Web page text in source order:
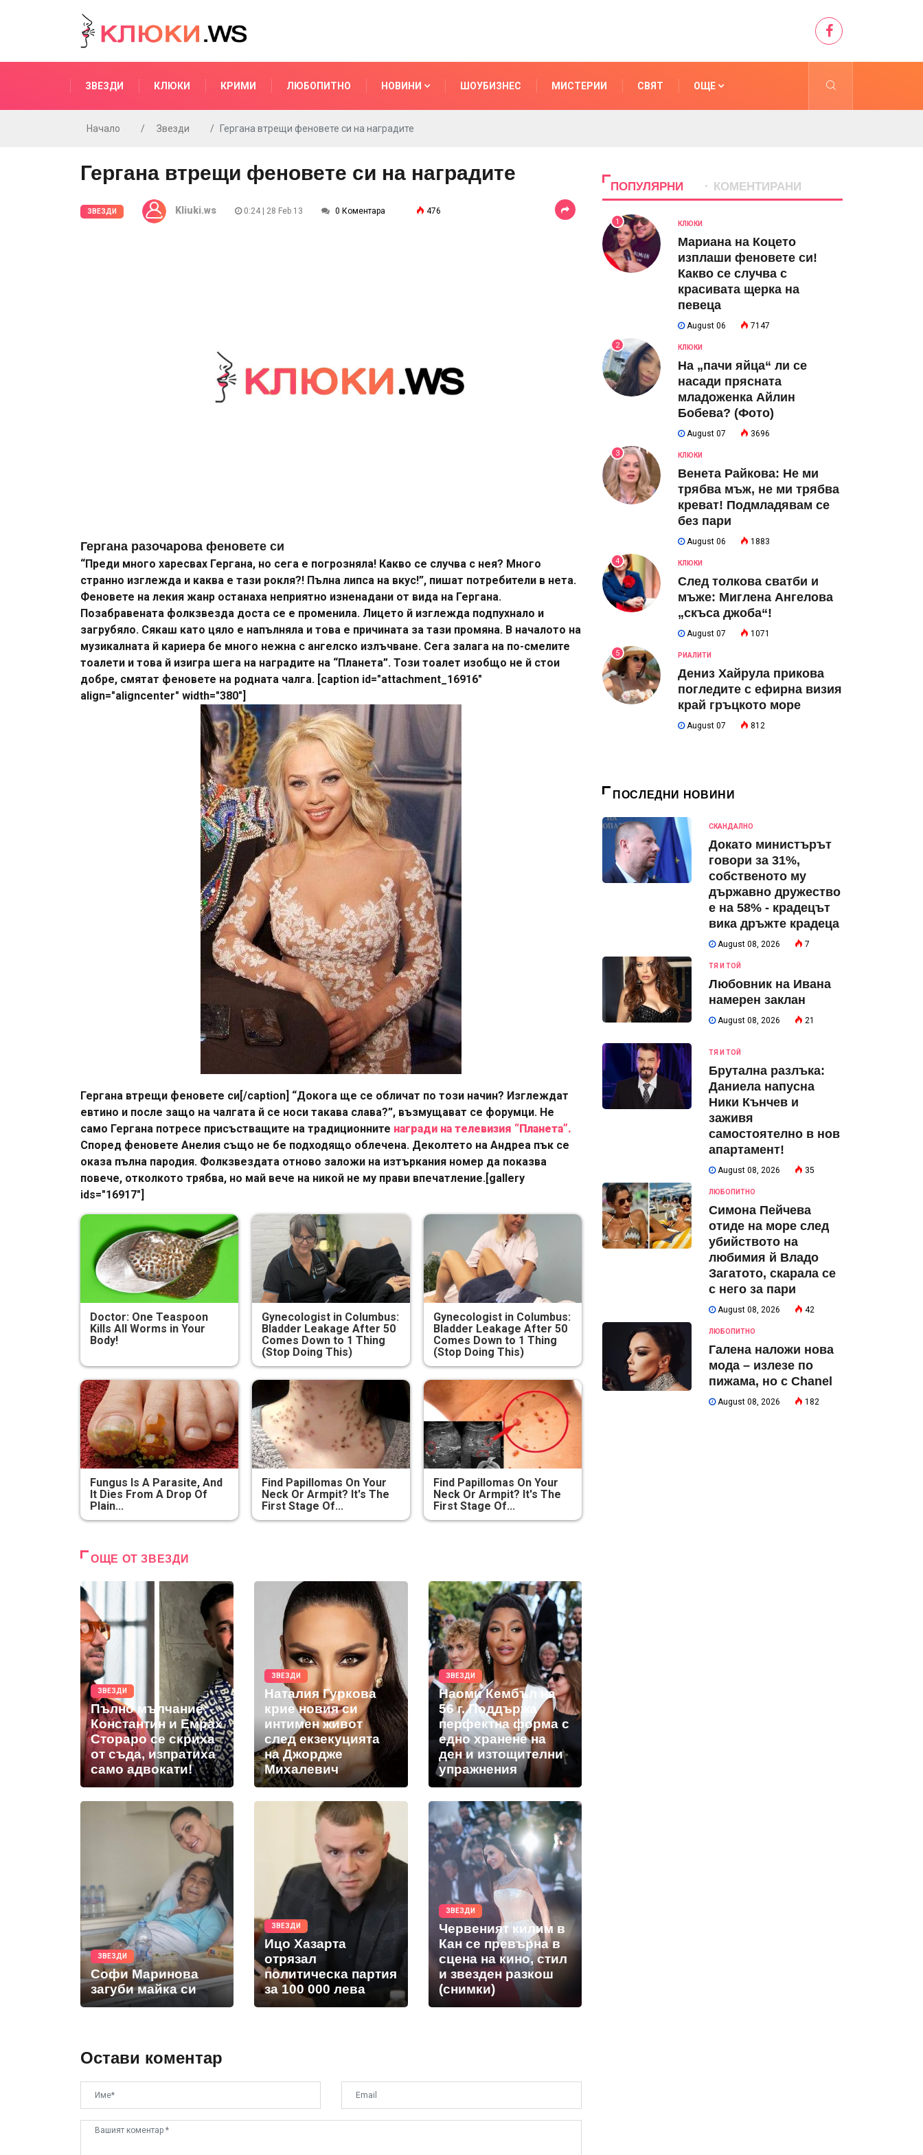
ЗВЕЗДИ КЛЮКИ КРИМИ ЛЮБОПИТНО НОВИНИ ШОУБИЗНЕС МИСТЕРИИ СВЯТ ОЩЕ
Начало Звезди Гергана втрещи феновете си на наградите
Гергана втрещи феновете си на наградите
ЗВЕЗДИ Kliuki.ws 0:24 | 28 Feb 13 0 Коментара 476
Гергана разочарова феновете си
“Преди много харесвах Гергана, но сега е погрозняла! Какво се случва с нея? Много
странно изглежда и каква е тази рокля?! Пълна липса на вкус!”, пишат потребители в нета.
Феновете на лекия жанр останаха неприятно изненадани от вида на Гергана.
Позабравената фолкзвезда доста се е променила. Лицето й изглежда подпухнало и
загрубяло. Сякаш като цяло е напълняла и това е причината за тази промяна. В началото на
музикалната й кариера бе много нежна с ангелско излъчване. Сега залага на по-смелите
тоалети и това й изигра шега на наградите на “Планета”. Този тоалет изобщо не й стои
добре, смятат феновете на родната чалга. [caption id="attachment_16916"
align="aligncenter" width="380"]
Гергана втрещи феновете си[/caption] “Докога ще се обличат по този начин? Изглеждат
евтино и после защо на чалгата й се носи такава слава?”, възмущават се форумци. Не
само Гергана потресе присъстващите на традиционните награди на телевизия “Планета”.
Според феновете Анелия също не бе подходящо облечена. Деколтето на Андреа пък се
оказа пълна пародия. Фолкзвездата отново заложи на изтъркания номер да показва
повече, отколкото трябва, но май вече на никой не му прави впечатление.[gallery
ids="16917"]
Doctor: One Teaspoon
Kills All Worms in Your
Body!
Gynecologist in Columbus:
Bladder Leakage After 50
Comes Down to 1 Thing
(Stop Doing This)
Gynecologist in Columbus:
Bladder Leakage After 50
Comes Down to 1 Thing
(Stop Doing This)
Fungus Is A Parasite, And
It Dies From A Drop Of
Plain...
Find Papillomas On Your
Neck Or Armpit? It's The
First Stage Of...
Find Papillomas On Your
Neck Or Armpit? It's The
First Stage Of...
ОЩЕ ОТ ЗВЕЗДИ
ЗВЕЗДИ
Пълно мълчание:
Константин и Емрах
Стораро се скриха
от съда, изпратиха
само адвокати!
ЗВЕЗДИ
Наталия Гуркова
крие новия си
интимен живот
след екзекуцията
на Джордже
Михалевич
ЗВЕЗДИ
Наоми Кембъл на
56 г. Поддържа
перфектна форма с
едно хранене на
ден и изтощителни
упражнения
ЗВЕЗДИ
Софи Маринова
загуби майка си
ЗВЕЗДИ
Ицо Хазарта
отрязал
политическа партия
за 100 000 лева
ЗВЕЗДИ
Червеният килим в
Кан се превърна в
сцена на кино, стил
и звезден разкош
(снимки)
Остави коментар
ПОПУЛЯРНИ КОМЕНТИРАНИ
1 КЛЮКИ
Мариана на Коцето
изплаши феновете си!
Какво се случва с
красивата щерка на
певеца
August 06 7147
2 КЛЮКИ
На „пачи яйца“ ли се
насади прясната
младоженка Айлин
Бобева? (Фото)
August 07 3696
3 КЛЮКИ
Венета Райкова: Не ми
трябва мъж, не ми трябва
креват! Подмладявам се
без пари
August 06 1883
4 КЛЮКИ
След толкова сватби и
мъже: Миглена Ангелова
„скъса джоба“!
August 07 1071
5 РИАЛИТИ
Дениз Хайрула прикова
погледите с ефирна визия
край гръцкото море
August 07 812
ПОСЛЕДНИ НОВИНИ
СКАНДАЛНО
Докато министърът
говори за 31%,
собственото му
държавно дружество
е на 58% - крадецът
вика дръжте крадеца
August 08, 2026 7
ТЯ И ТОЙ
Любовник на Ивана
намерен заклан
August 08, 2026 21
ТЯ И ТОЙ
Брутална разлъка:
Даниела напусна
Ники Кънчев и
заживя
самостоятелно в нов
апартамент!
August 08, 2026 35
ЛЮБОПИТНО
Симона Пейчева
отиде на море след
убийството на
любимия й Владо
Загатото, скарала се
с него за пари
August 08, 2026 42
ЛЮБОПИТНО
Галена наложи нова
мода – излезе по
пижама, но с Chanel
August 08, 2026 182